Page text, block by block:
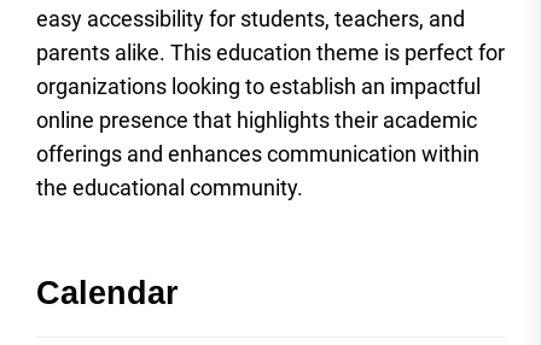
easy accessibility for students, teachers, and
parents alike. This education theme is perfect for
organizations looking to establish an impactful
online presence that highlights their academic
offerings and enhances communication within
the educational community.
Calendar